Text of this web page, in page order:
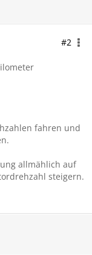
#2
fahren und
allmählich auf
steigern.